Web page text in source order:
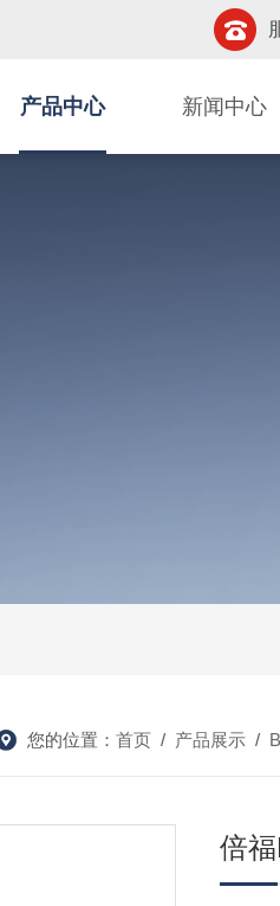
产品中心 新闻中心
您的位置： 首页/ 产品展示/
倍